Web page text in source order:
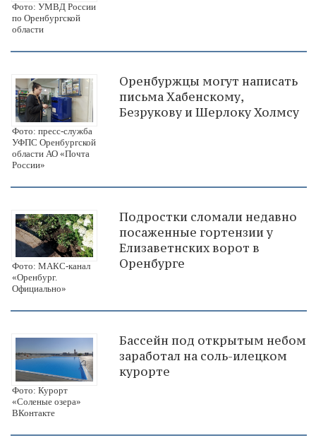
Фото: УМВД России
по Оренбургской
области
Фото: пресс-служба
УФПС Оренбургской
области АО «Почта
России»
Оренбуржцы могут написать
письма Хабенскому,
Безрукову и Шерлоку Холмсу
Фото: МАКС-канал
«Оренбург.
Официально»
Подростки сломали недавно
посаженные гортензии у
Елизаветнских ворот в
Оренбурге
Фото: Курорт
«Соленые озера»
ВКонтакте
Бассейн под открытым небом
заработал на соль-илецком
курорте